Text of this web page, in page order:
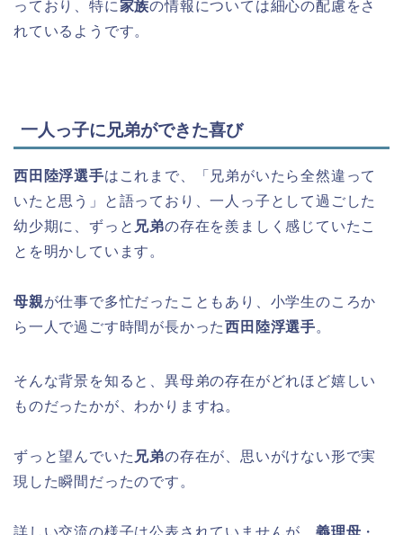
っており、特に家族の情報については細心の配慮をさ
れているようです。
一人っ子に兄弟ができた喜び
西田陸浮選手はこれまで、「兄弟がいたら全然違って
いたと思う」と語っており、一人っ子として過ごした
幼少期に、ずっと 兄弟の存在を羨ましく感じていたこ
とを明かしています。
母親が仕事で多忙だったこともあり、小学生のころか
ら一人で過ごす時間が長かった西田陸浮選手。
そんな背景を知ると、異母弟の存在がどれほど嬉しい
ものだったかが、わかりますね。
ずっと望んでいた 兄弟の存在が、思いがけない形で実
現した瞬間だったのです。
詳しい交流の様子は公表されていませんが、 義理母 ・